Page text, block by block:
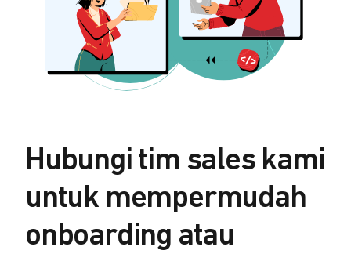
Hubungi tim sales kami
untuk mempermudah
onboarding atau